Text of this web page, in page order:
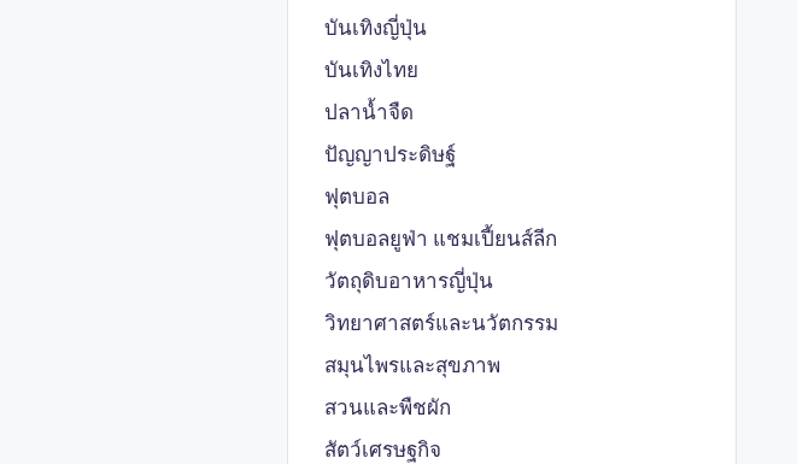
บันเทิงญี่ปุ่น
บันเทิงไทย
ปลาน้ำจืด
ปัญญาประดิษฐ์
ฟุตบอล
ฟุตบอลยูฟ่า แชมเปี้ยนส์ลีก
วัตถุดิบอาหารญี่ปุ่น
วิทยาศาสตร์และนวัตกรรม
สมุนไพรและสุขภาพ
สวนและพืชผัก
สัตว์เศรษฐกิจ